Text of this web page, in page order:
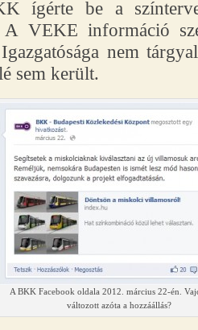
ígérte be a
A VEKE információ
nem
sem került.
A BKK Facebook oldala 2012. március 22-én.
változott azóta a hozzáállás?